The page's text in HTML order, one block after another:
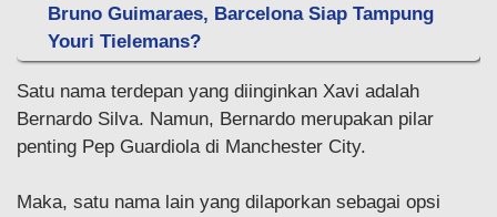
Bruno Guimaraes, Barcelona Siap Tampung
Youri Tielemans?
Satu nama terdepan yang diinginkan Xavi adalah
Bernardo Silva. Namun, Bernardo merupakan pilar
penting Pep Guardiola di Manchester City.
Maka, satu nama lain yang dilaporkan sebagai opsi